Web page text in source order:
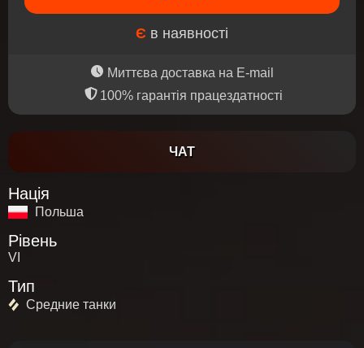
Є в наявності
Миттєва доставка на E-mail
100% гарантія працездатності
ЧАТ
Нація
Польша
Рівень
VI
Тип
Средние танки